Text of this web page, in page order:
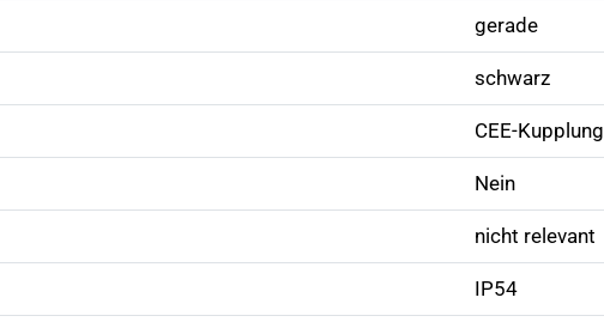
gerade
schwarz
CEE-Kupplung
Nein
nicht relevant
IP54